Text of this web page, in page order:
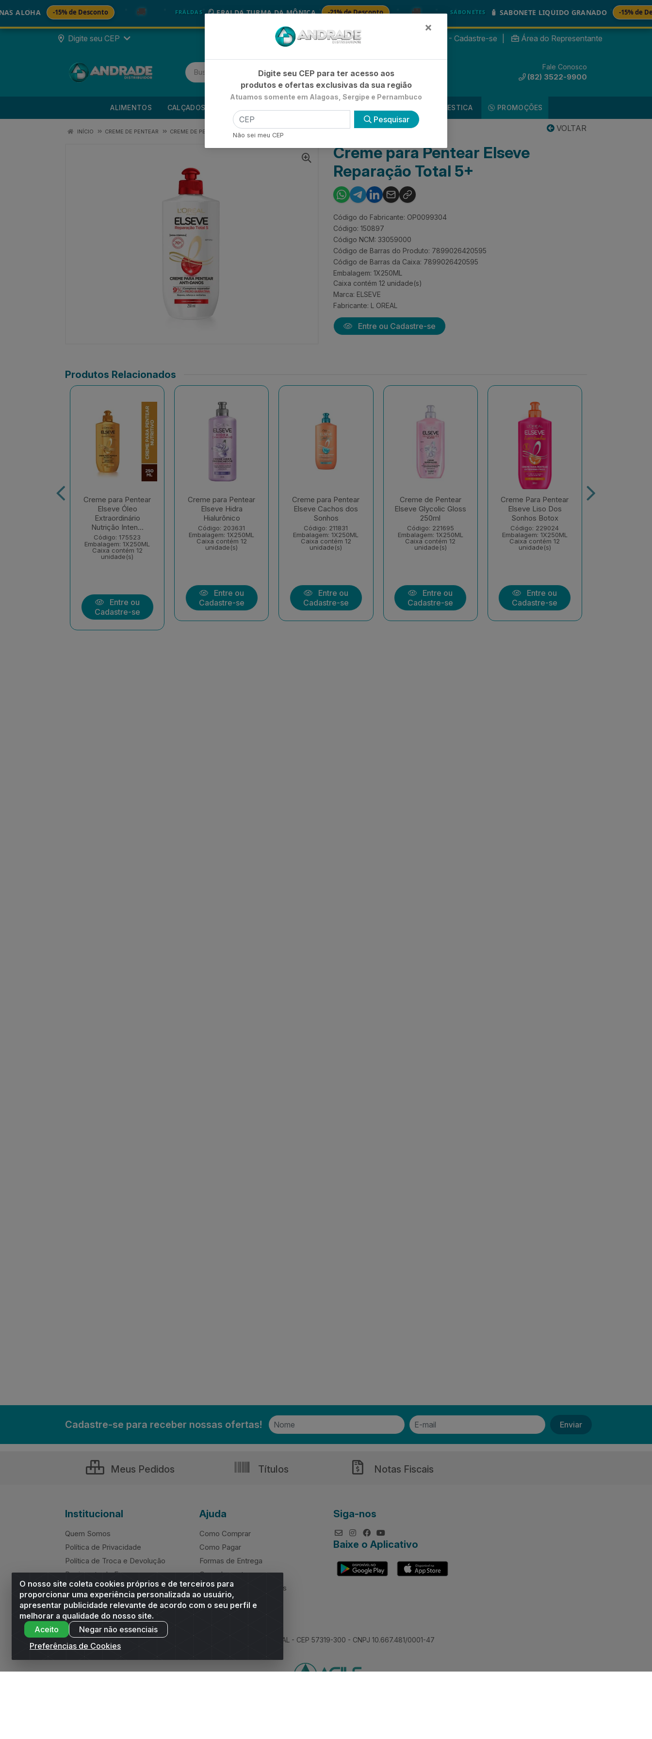
-15% de Desconto 🚚 FRALDAS 🪞 FRALDA TURMA DA MÔNICA -21% de Desconto 🚚 SABONETES 🧴 SABONETE LIQUIDO GRANADO -15% de Desconto
Digite seu CEP Já é cliente? - Entrar Não é cliente? - Cadastre-se Área do Representante
Fale Conosco
(82) 3522-9900
ALIMENTOS CALÇADOS UTILIDADE DOMESTICA PROMOÇÕES
VOLTAR
INÍCIO CREME DE PENTEAR CREME DE PENTEAR INTERMEDIARIO CREME PARA PENTEAR ELSEVE REPARAÇÃO TOTAL 5+
Creme para Pentear Elseve
Reparação Total 5+
Código do Fabricante: OP0099304
Código: 150897
Código NCM: 33059000
Código de Barras do Produto: 7899026420595
Código de Barras da Caixa: 7899026420595
Embalagem: 1X250ML
Caixa contém 12 unidade(s)
Marca: ELSEVE
Fabricante: L OREAL
Entre ou Cadastre-se
Produtos Relacionados
Creme para Pentear
Elseve Óleo
Extraordinário
Nutrição Inten...
Código: 175523
Embalagem: 1X250ML
Caixa contém 12
unidade(s)
Entre ou
Cadastre-se
Creme para Pentear
Elseve Hidra
Hialurônico
Código: 203631
Embalagem: 1X250ML
Caixa contém 12
unidade(s)
Entre ou
Cadastre-se
Creme para Pentear
Elseve Cachos dos
Sonhos
Código: 211831
Embalagem: 1X250ML
Caixa contém 12
unidade(s)
Entre ou
Cadastre-se
Creme de Pentear
Elseve Glycolic Gloss
250ml
Código: 221695
Embalagem: 1X250ML
Caixa contém 12
unidade(s)
Entre ou
Cadastre-se
Creme Para Pentear
Elseve Liso Dos
Sonhos Botox
Código: 229024
Embalagem: 1X250ML
Caixa contém 12
unidade(s)
Entre ou
Cadastre-se
O nosso site coleta cookies próprios e de terceiros para
proporcionar uma experiência personalizada ao usuário,
apresentar publicidade relevante de acordo com o seu perfil e
melhorar a qualidade do nosso site.
Aceito
Negar não essenciais
Preferências de Cookies
Cadastre-se para receber nossas ofertas!
Meus Pedidos Títulos Notas Fiscais
Institucional
Quem Somos
Política de Privacidade
Política de Troca e Devolução
Regimento do E-commerce
Andrade Online
Ajuda
Como Comprar
Como Pagar
Formas de Entrega
Cancelamentos
Ressarcimento de valores
Siga-nos
Baixe o Aplicativo
Andrade Distribuidor - ROD AL 110, n° 1401 - Sitio Moco, Arapiraca/AL - CEP 57319-300 - CNPJ 10.667.481/0001-47
×
Digite seu CEP para ter acesso aos
produtos e ofertas exclusivas da sua região
Atuamos somente em Alagoas, Sergipe e Pernambuco
Pesquisar
Não sei meu CEP